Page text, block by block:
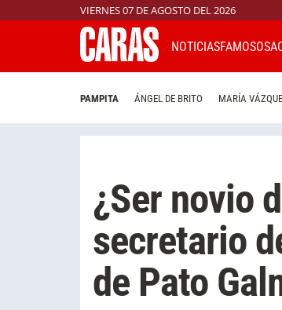
VIERNES 07 DE AGOSTO DEL 2026
NOTICIASFAMOSOS
PAMPITA ÁNGEL DE BRITO MARÍA
¿Ser novio
secretario
de Pato